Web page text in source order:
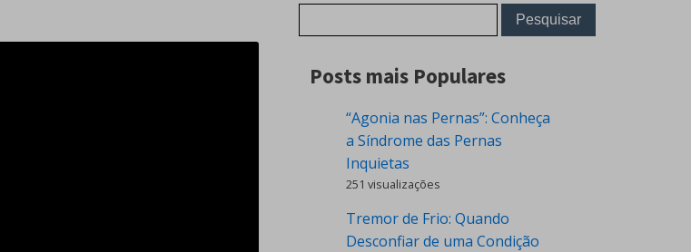
Posts mais Populares
“Agonia nas Pernas”: Conheça
a Síndrome das Pernas
Inquietas
251 visualizações
Tremor de Frio: Quando
Desconfiar de uma Condição